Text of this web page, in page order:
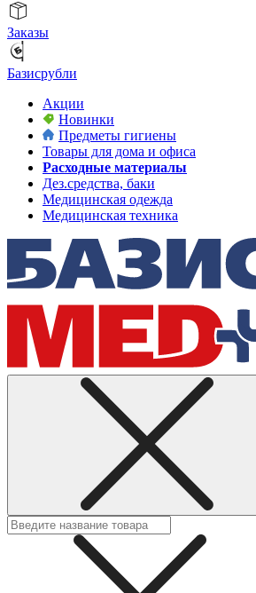
Заказы
Базисрубли
Акции
Новинки
Предметы гигиены
Товары для дома и офиса
Расходные материалы
Дез.средства, баки
Медицинская одежда
Медицинская техника